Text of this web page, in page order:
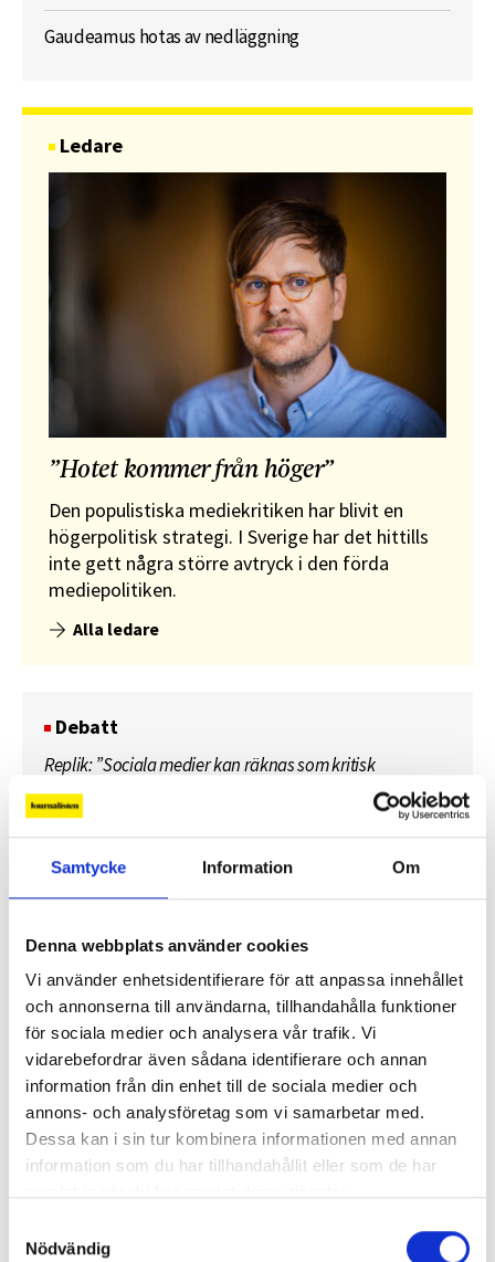
Samtycke Information Om
Denna webbplats använder cookies
Vi använder enhetsidentifierare för att anpassa innehållet
och annonserna till användarna, tillhandahålla funktioner
för sociala medier och analysera vår trafik. Vi
vidarebefordrar även sådana identifierare och annan
information från din enhet till de sociala medier och
annons- och analysföretag som vi samarbetar med.
Dessa kan i sin tur kombinera informationen med annan
information som du har tillhandahållit eller som de har
Nödvändig
Gaudeamus hotas av nedläggning
Ledare
”Hotet kommer från höger”
Den populistiska mediekritiken har blivit en
högerpolitisk strategi. I Sverige har det hittills
inte gett några större avtryck i den förda
mediepolitiken.
Alla ledare
Debatt
Replik: ”Sociala medier kan räknas som kritisk
infrastruktur”
Instagram för att nå hela befolkningen”
”Public service behöver återta ägandet från
Replik: ”Tv-mediet har svårare att bära verklig
komplexitet – men när det lyckas är det magiskt”
”SVT visar vetenskap – men får oss inte att tänka”
Mer debatt